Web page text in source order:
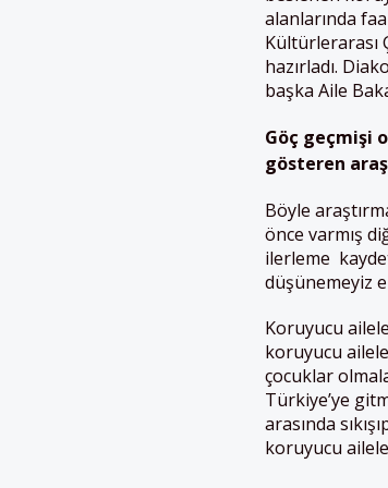
alanlarında
Kültürlerarası
hazırladı.
başka Aile
Göç geçmişi
gösteren
Böyle
önce varmış
ilerleme
düşünemeyiz
Koruyucu
koruyucu
çocuklar
Türkiye’ye
arasında
koruyucu